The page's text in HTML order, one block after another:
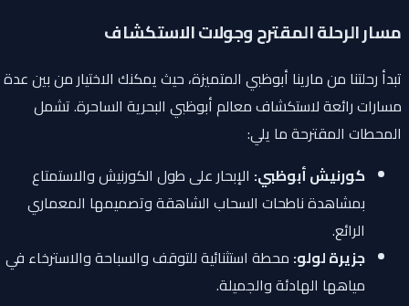
مسار الرحلة المقترح وجولات الاستكشاف
تبدأ رحلتنا من مارينا أبوظبي المتميزة، حيث يمكنك الاختيار من بين عدة
مسارات رائعة لاستكشاف معالم أبوظبي البحرية الساحرة. تشمل
المحطات المقترحة ما يلي:
كورنيش أبوظبي:الإبحار على طول الكورنيش والاستمتاع
بمشاهدة ناطحات السحاب الشاهقة وتصميمها المعماري
الرائع.
جزيرة لولو:محطة استثنائية للتوقف والسباحة والاسترخاء في
مياهها الهادئة والجميلة.